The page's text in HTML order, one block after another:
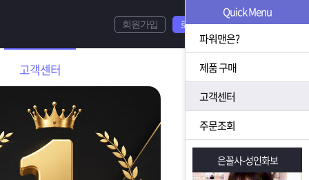
고객센터
회원가입 로그인
Quick Menu
파워맨은?
제품 구매
고객센터
주문조회
은꼴사-성인화보 은꼴사-성인화보